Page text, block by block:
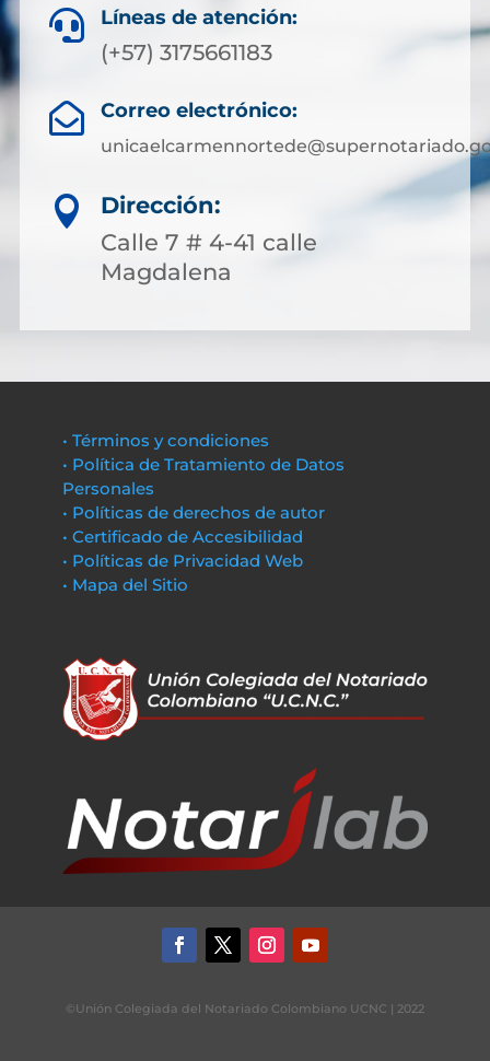
 Líneas de atención:
(+57) 3175661183
 Correo electrónico:

Dirección:
Calle 7 # 4-41 calle
Magdalena
• Términos y condiciones
• Política de Tratamiento de Datos
Personales
• Políticas de derechos de autor
• Certificado de Accesibilidad
• Políticas de Privacidad Web
• Mapa del Sitio
©Unión Colegiada del Notariado Colombiano UCNC | 2022